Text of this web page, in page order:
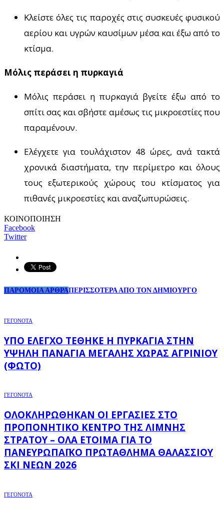
Κλείστε όλες τις παροχές στις συσκευές φυσικού
αερίου και υγρών καυσίμων μέσα και έξω από το
κτίσμα.
Μόλις περάσει η πυρκαγιά
Μόλις περάσει η πυρκαγιά βγείτε έξω από το
σπίτι σας και σβήστε αμέσως τις μικροεστίες που
παραμένουν.
Ελέγχετε για τουλάχιστον 48 ώρες, ανά τακτά
χρονικά διαστήματα, την περίμετρο και όλους
τους εξωτερικούς χώρους του κτίσματος για
πιθανές μικροεστίες και αναζωπυρώσεις.
ΚΟΙΝΟΠΟΙΗΣΗ
Facebook
Twitter
ΠΑΡΟΜΟΙΑ ΑΡΘΡΑΠΕΡΙΣΣΟΤΕΡΑ ΑΠΟ ΤΟΝ ΔΗΜΙΟΥΡΓΟ
ΓΕΓΟΝΟΤΑ
ΥΠΌ ΈΛΕΓΧΟ ΤΈΘΗΚΕ Η ΠΥΡΚΑΓΙΆ ΣΤΗΝ
ΥΨΗΛΉ ΠΑΝΑΓΙΆ ΜΕΓΆΛΗΣ ΧΏΡΑΣ ΑΓΡΙΝΊΟΥ
(ΦΩΤΌ)
ΓΕΓΟΝΟΤΑ
ΟΛΟΚΛΗΡΏΘΗΚΑΝ ΟΙ ΕΡΓΑΣΊΕΣ ΣΤΟ
ΠΡΟΠΟΝΗΤΙΚΌ ΚΈΝΤΡΟ ΤΗΣ ΛΊΜΝΗΣ
ΣΤΡΆΤΟΥ – ΌΛΑ ΈΤΟΙΜΑ ΓΙΑ ΤΟ
ΠΑΝΕΥΡΩΠΑΪΚΌ ΠΡΩΤΆΘΛΗΜΑ ΘΑΛΆΣΣΙΟΥ
ΣΚΙ ΝΈΩΝ 2026
ΓΕΓΟΝΟΤΑ